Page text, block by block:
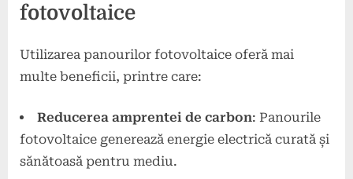
fotovoltaice
Utilizarea panourilor fotovoltaice oferă mai
multe beneficii, printre care:
Reducerea amprentei de carbon: Panourile
fotovoltaice generează energie electrică curată și
sănătoasă pentru mediu.